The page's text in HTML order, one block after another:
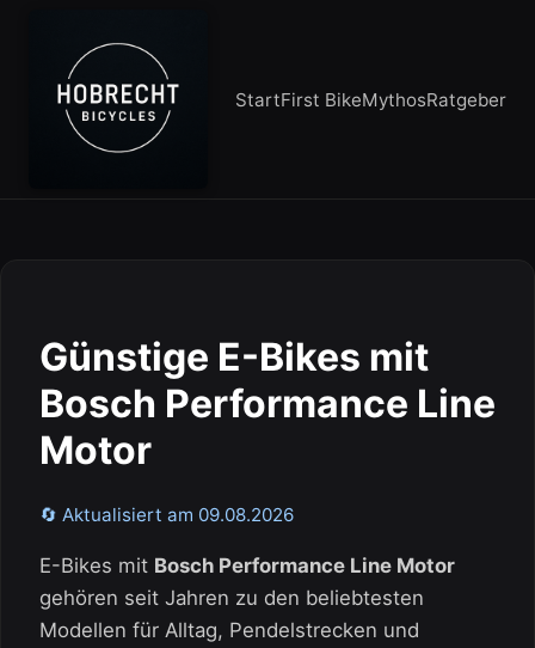
StartFirst BikeMythosRatgeber
Günstige E-Bikes mit
Bosch Performance Line
Motor
🔄 Aktualisiert am 09.08.2026
E-Bikes mit Bosch Performance Line Motor
gehören seit Jahren zu den beliebtesten
Modellen für Alltag, Pendelstrecken und